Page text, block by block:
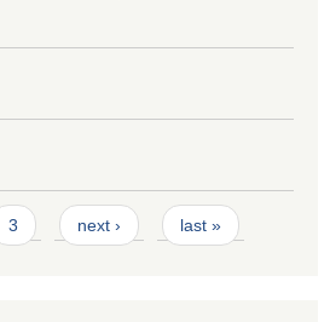
3 next › last »